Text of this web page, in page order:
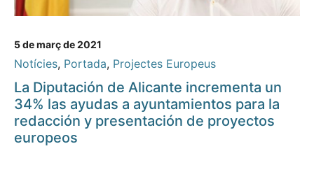
5 de març de 2021
Notícies, Portada, Projectes Europeus
La Diputación de Alicante incrementa un
34% las ayudas a ayuntamientos para la
redacción y presentación de proyectos
europeos